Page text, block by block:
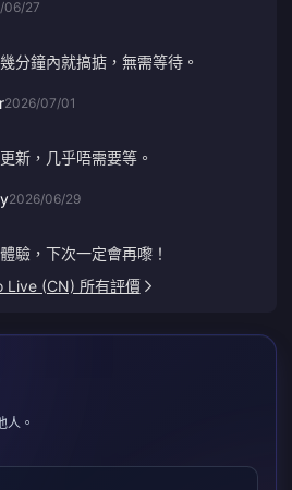
06/27
分鐘內就搞掂，無需等待。
2026/07/01
新，几乎唔需要等。
2026/06/29
驗，下次一定會再嚟！
Live (CN) 所有評價
人。